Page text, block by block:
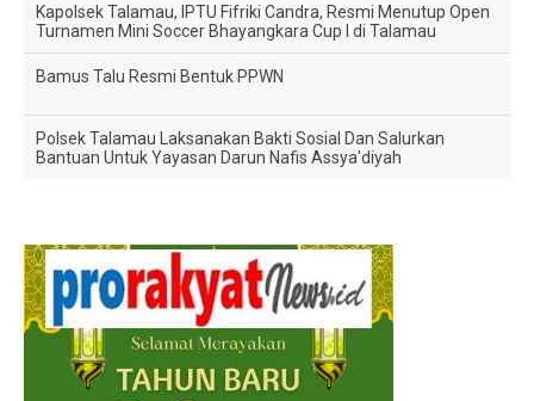
Kapolsek Talamau, IPTU Fifriki Candra, Resmi Menutup Open
Turnamen Mini Soccer Bhayangkara Cup I di Talamau
Bamus Talu Resmi Bentuk PPWN
Polsek Talamau Laksanakan Bakti Sosial Dan Salurkan
Bantuan Untuk Yayasan Darun Nafis Assya'diyah